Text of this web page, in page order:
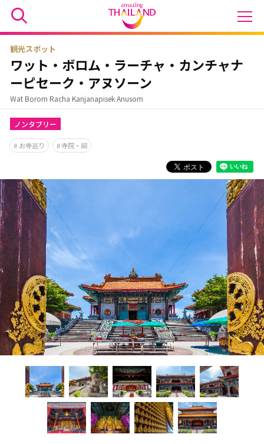
観光スポット
ワット・ボロム・ラーチャ・カンチャナ
ーピセーク・アヌソーン
Wat Borom Racha Kanjanapisek Anusorn
ノンタブリー
お寺巡り 寺院・祠